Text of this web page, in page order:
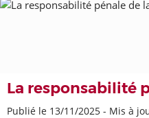
La responsabilité
Publié le 13/11/2025 - Mis à